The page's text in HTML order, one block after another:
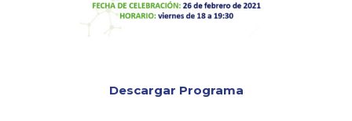
Descargar Programa